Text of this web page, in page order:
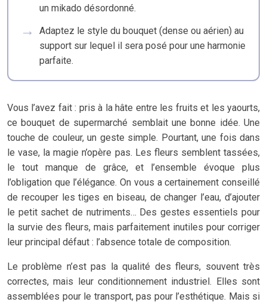
un mikado désordonné.
Adaptez le style du bouquet (dense ou aérien) au
support sur lequel il sera posé pour une harmonie
parfaite.
Vous l’avez fait : pris à la hâte entre les fruits et les yaourts,
ce bouquet de supermarché semblait une bonne idée. Une
touche de couleur, un geste simple. Pourtant, une fois dans
le vase, la magie n’opère pas. Les fleurs semblent tassées,
le tout manque de grâce, et l’ensemble évoque plus
l’obligation que l’élégance. On vous a certainement conseillé
de recouper les tiges en biseau, de changer l’eau, d’ajouter
le petit sachet de nutriments… Des gestes essentiels pour
la survie des fleurs, mais parfaitement inutiles pour corriger
leur principal défaut : l’absence totale de composition.
Le problème n’est pas la qualité des fleurs, souvent très
correctes, mais leur conditionnement industriel. Elles sont
assemblées pour le transport, pas pour l’esthétique. Mais si